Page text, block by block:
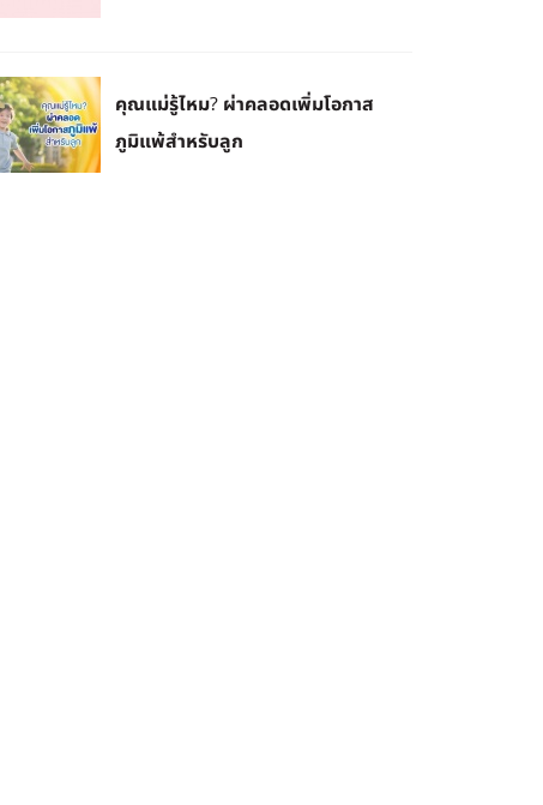
คุณแม่รู้ไหม? ผ่าคลอดเพิ่มโอกาส
ภูมิแพ้สำหรับลูก